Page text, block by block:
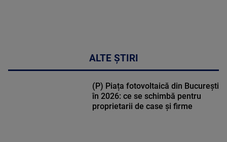
ALTE ȘTIRI
(P) Piața fotovoltaică din București
în 2026: ce se schimbă pentru
proprietarii de case și firme